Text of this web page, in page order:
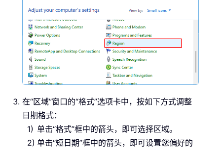
在“区域”窗口的“格式”选项卡中，按如下方式调整
日期格式：
单击“格式”框中的箭头，即可选择区域。
单击“短日期”框中的箭头，即可设置您偏好的